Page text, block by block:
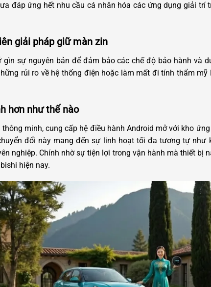
đáp ứng hết nhu cầu cá nhân hóa các ứng dụng giải trí
giải pháp giữ màn zin
gìn sự nguyên bản để đảm bảo các chế độ bảo hành và
rủi ro về hệ thống điện hoặc làm mất đi tính thẩm mỹ
hơn như thế nào
minh, cung cấp hệ điều hành Android mở với kho
đổi này mang đến sự linh hoạt tối đa tương tự như
nghiệp. Chính nhờ sự tiện lợi trong vận hành mà thiết bị
hiện nay.